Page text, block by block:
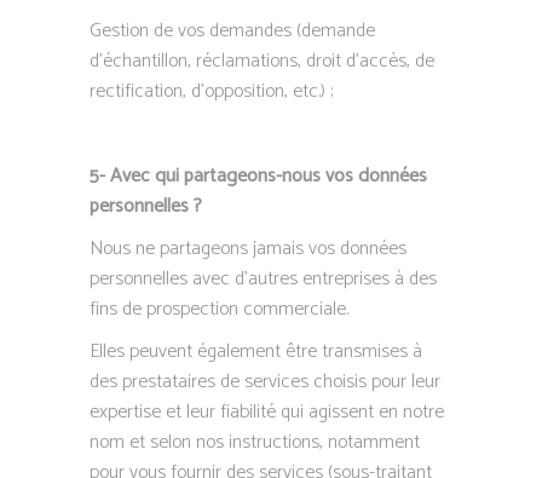
Gestion de vos demandes (demande
d’échantillon, réclamations, droit d’accès, de
rectification, d’opposition, etc.) ;
5- Avec qui partageons-nous vos données
personnelles ?
Nous ne partageons jamais vos données
personnelles avec d’autres entreprises à des
fins de prospection commerciale.
Elles peuvent également être transmises à
des prestataires de services choisis pour leur
expertise et leur fiabilité qui agissent en notre
nom et selon nos instructions, notamment